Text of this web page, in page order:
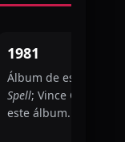
1981
Álbum de estreia
Spell; Vince Clarke sai
este álbum.